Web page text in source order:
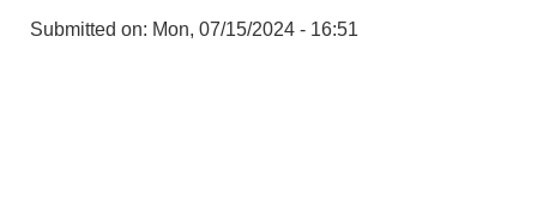
Submitted on: Mon, 07/15/2024 - 16:51